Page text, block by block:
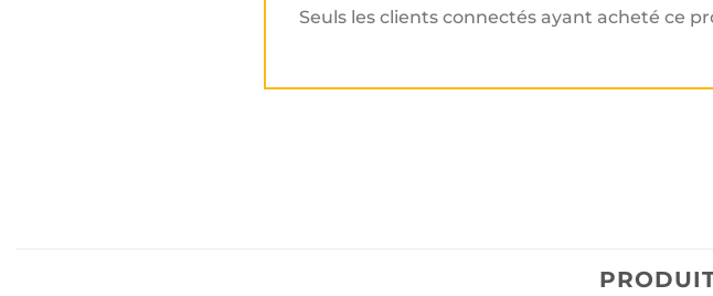
Seuls les clients connectés ayant acheté ce